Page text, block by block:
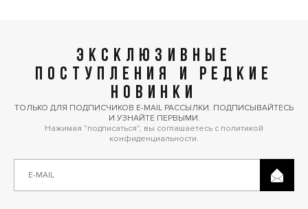
ЭКСКЛЮЗИВНЫЕ
ПОСТУПЛЕНИЯ И РЕДКИЕ
НОВИНКИ
ТОЛЬКО ДЛЯ ПОДПИСЧИКОВ E-MAIL РАССЫЛКИ. ПОДПИСЫВАЙТЕСЬ
И УЗНАЙТЕ ПЕРВЫМИ.
Нажимая "подписаться", вы соглашаетесь с политикой
конфиденциальности.